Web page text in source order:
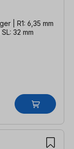
| R1: 6,35 mm
32 mm